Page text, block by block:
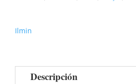
Ilmin
Descripción